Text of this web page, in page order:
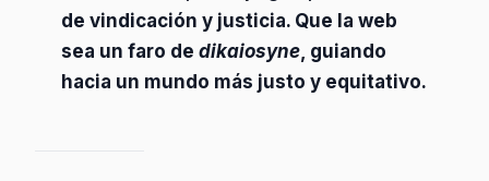
de vindicación y justicia. Que la web
sea un faro de dikaiosyne , guiando
hacia un mundo más justo y equitativo.